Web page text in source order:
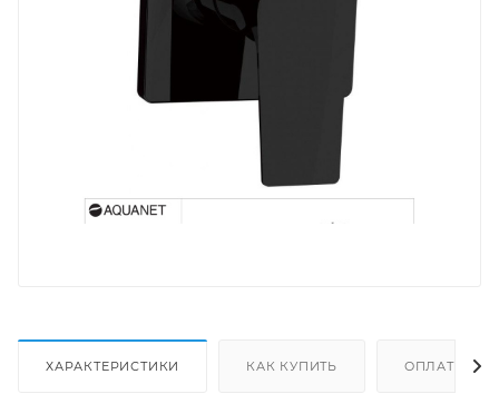
ХАРАКТЕРИСТИКИ КАК КУПИТЬ ОПЛАТА